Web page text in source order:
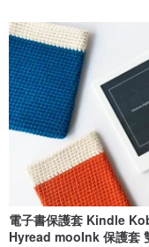
電子書保護套 Kindle
Hyread mooInk 保護套